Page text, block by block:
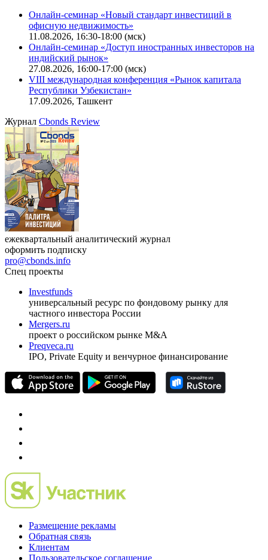
Онлайн-семинар «Новый стандарт инвестиций в
офисную недвижимость»
11.08.2026, 16:30-18:00 (мск)
Онлайн-семинар «Доступ иностранных инвесторов на
индийский рынок»
27.08.2026, 16:00-17:00 (мск)
VIII международная конференция «Рынок капитала
Республики Узбекистан»
17.09.2026, Ташкент
Журнал Cbonds Review
ежеквартальный аналитический журнал
оформить подписку
pro@cbonds.info
Спец проекты
Investfunds
универсальный ресурс по фондовому рынку для
частного инвестора России
Mergers.ru
проект о российском рынке M&A
Preqveca.ru
IPO, Private Equity и венчурное финансирование
Размещение рекламы
Обратная связь
Клиентам
Пользовательское соглашение